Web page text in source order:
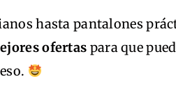
hasta pantalones
ofertas para que